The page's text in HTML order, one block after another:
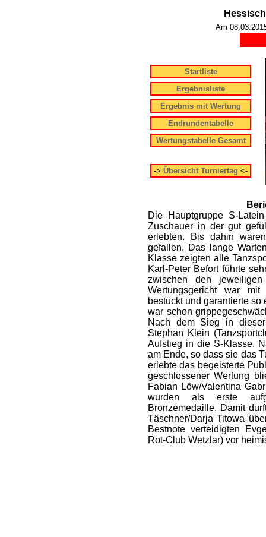
Am
Startliste
Ergebnisliste
Ergebnis mit Wertung
Endrundentabelle
Wertungstabelle Gesamt
-> Übersicht Turniertag <-
Die Hauptgruppe S-
Zuschauer in der gut
erlebten. Bis dahin
gefallen. Das lange
Klasse zeigten alle
Karl-Peter Befort führte
zwischen den
Wertungsgericht war mit
bestückt und garantierte
war schon
Nach dem Sieg in
Stephan Klein
Aufstieg in die S-Klasse.
am Ende, so dass sie das
erlebte das begeisterte
geschlossener Wertung
Fabian Löw/Valentina
wurden als erste
Bronzemedaille. Damit
Täschner/Darja Titowa
Bestnote verteidigten
Rot-Club Wetzlar) vor